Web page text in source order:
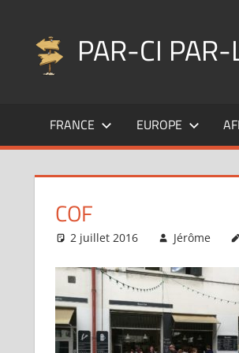
contenu
PAR-CI
fil
pérégrinations
FRANCE EUROPE
COF
2 juillet 2016 Jérôme